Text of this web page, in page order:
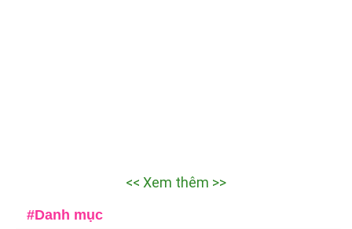
<< Xem thêm >>
#Danh mục